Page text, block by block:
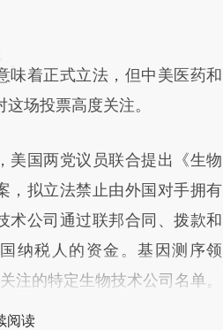
着正式立法，但中美医药和
场投票高度关注。
国两党议员联合提出《生物
，拟立法禁止由外国对手拥有
术公司通过联邦合同、拨款和
纳税人的资金。基因测序领
注的特定生物技术公司名单。
阅读